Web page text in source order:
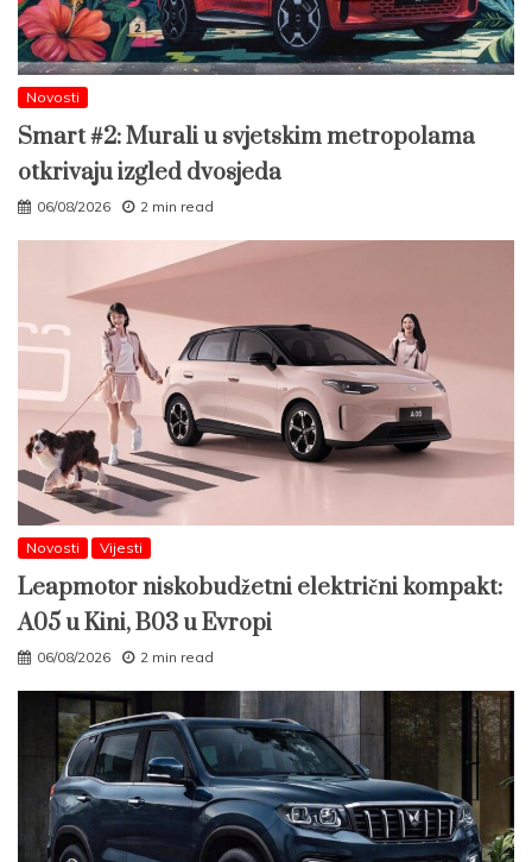
Novosti
Smart #2: Murali u svjetskim metropolama
otkrivaju izgled dvosjeda
06/08/2026 2 min read
Novosti Vijesti
Leapmotor niskobudžetni električni kompakt:
A05 u Kini, B03 u Evropi
06/08/2026 2 min read